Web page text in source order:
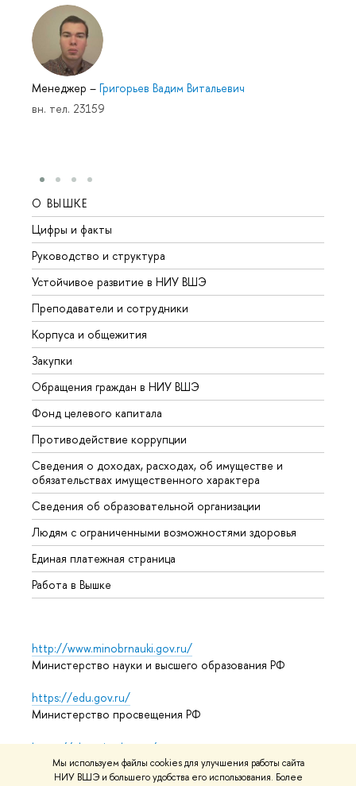
Мы используем файлы cookies для улучшения работы сайта
НИУ ВШЭ и большего удобства его использования. Более
Менеджер – Григорьев Вадим Витальевич
вн. тел. 23159
О ВЫШКЕ
Цифры и факты
Руководство и структура
Устойчивое развитие в НИУ ВШЭ
Преподаватели и сотрудники
Корпуса и общежития
Закупки
Обращения граждан в НИУ ВШЭ
Фонд целевого капитала
Противодействие коррупции
Сведения о доходах, расходах, об имуществе и
обязательствах имущественного характера
Сведения об образовательной организации
Людям с ограниченными возможностями здоровья
Единая платежная страница
Работа в Вышке
http://www.minobrnauki.gov.ru/
Министерство науки и высшего образования РФ
https://edu.gov.ru/
Министерство просвещения РФ
https://elearning.hse.ru/mooc
Массовые открытые онлайн-курсы